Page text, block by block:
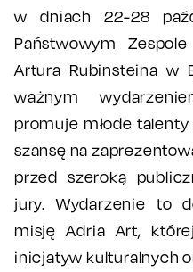
w dniach 22-28
Państwowym
Artura Rubinsteina w
ważnym
promuje młode talenty
szansę na
przed szeroką
jury. Wydarzenie to
misję Adria Art,
inicjatyw kulturalnych